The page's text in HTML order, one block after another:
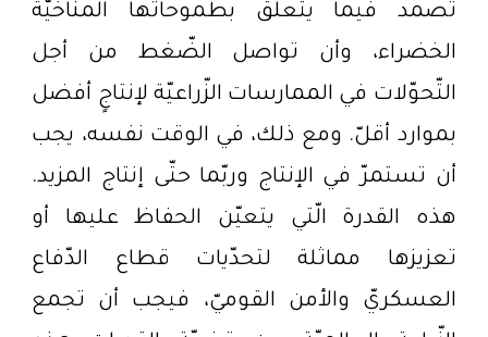
تصمد فيما يتعلّق بطموحاتها المناخيّة
الخضراء، وأن تواصل الضّغط من أجل
التّحوّلات في الممارسات الزّراعيّة لإنتاجٍ أفضل
بموارد أقلّ. ومع ذلك، في الوقت نفسه، يجب
أن تستمرّ في الإنتاج وربّما حتّى إنتاج المزيد.
هذه القدرة الّتي يتعيّن الحفاظ عليها أو
تعزيزها مماثلة لتحدّيات قطاع الدّفاع
العسكريّ والأمن القوميّ، فيجب أن تجمع